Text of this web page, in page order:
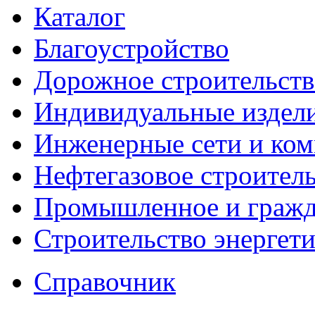
Каталог
Благоустройство
Дорожное
Индивидуальные
Инженерные сети и
Нефтегазовое
Промышленное и
Строительство
Справочник